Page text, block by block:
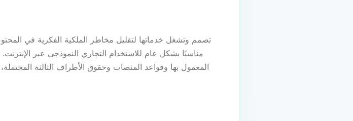
مناسبًا بشكل عام للاستخدام التجاري النموذجي عبر
المعمول بها وقواعد المنصات وحقوق الأطراف الثالثة